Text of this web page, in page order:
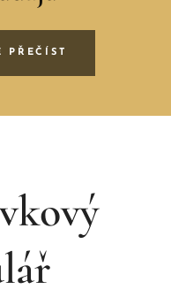
PŘEČÍST